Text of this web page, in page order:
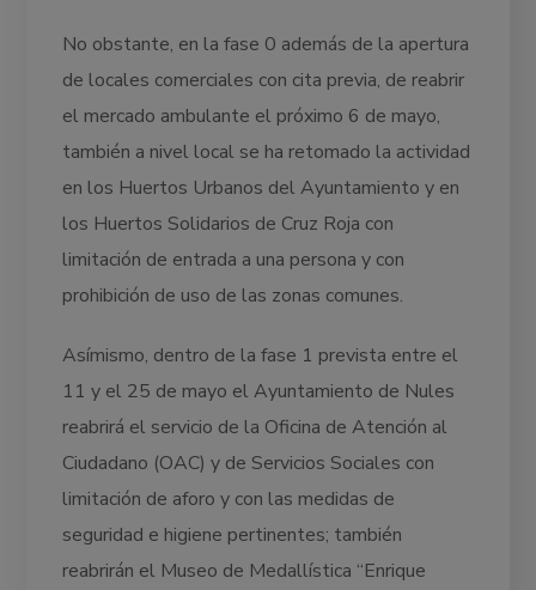
No obstante, en la fase 0 además de la apertura
de locales comerciales con cita previa, de reabrir
el mercado ambulante el próximo 6 de mayo,
también a nivel local se ha retomado la actividad
en los Huertos Urbanos del Ayuntamiento y en
los Huertos Solidarios de Cruz Roja con
limitación de entrada a una persona y con
prohibición de uso de las zonas comunes.
Asímismo, dentro de la fase 1 prevista entre el
11 y el 25 de mayo el Ayuntamiento de Nules
reabrirá el servicio de la Oficina de Atención al
Ciudadano (OAC) y de Servicios Sociales con
limitación de aforo y con las medidas de
seguridad e higiene pertinentes; también
reabrirán el Museo de Medallística “Enrique